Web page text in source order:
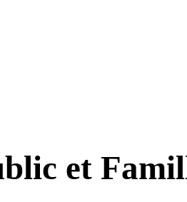
et